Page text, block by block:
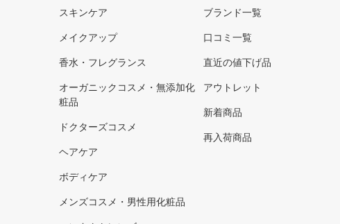
スキンケア
メイクアップ
香水・フレグランス
オーガニックコスメ・無添加化
粧品
ドクターズコスメ
ヘアケア
ボディケア
メンズコスメ・男性用化粧品
ブランド一覧
口コミ一覧
直近の値下げ品
アウトレット
新着商品
再入荷商品